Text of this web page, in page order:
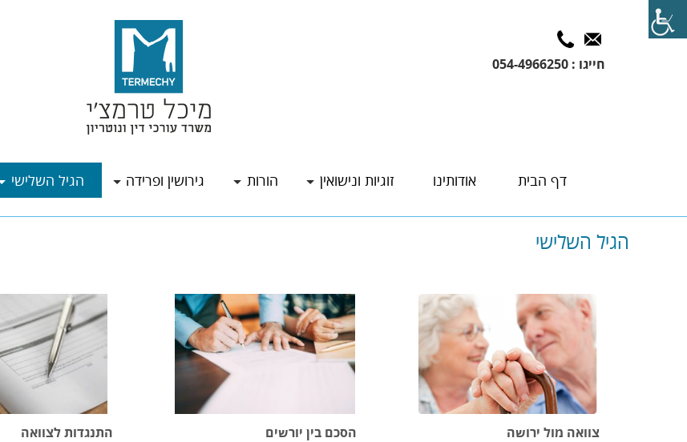
חייגו : 054-4966250
דף הבית אודותינו זוגיות ונישואין הורות גירושין ופרידה הגיל השלישי
הגיל השלישי
התנגדות לצוואה הסכם בין יורשים צוואה מול ירושה